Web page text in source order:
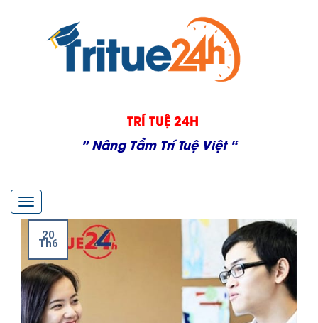
TRÍ TUỆ 24H
” Nâng Tầm Trí Tuệ Việt “
Toggle
navigation
20
Th6